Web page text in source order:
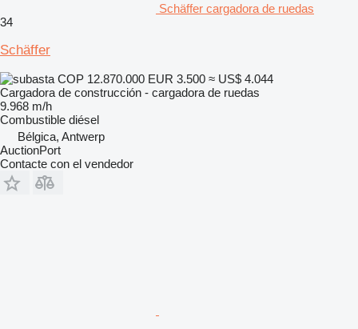
Schäffer cargadora de ruedas
34
Schäffer
COP 12.870.000 EUR 3.500 ≈ US$ 4.044
Cargadora de construcción - cargadora de ruedas
9.968 m/h
Combustible diésel
Bélgica, Antwerp
AuctionPort
Contacte con el vendedor